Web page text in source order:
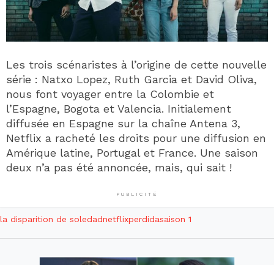
Les trois scénaristes à l’origine de cette nouvelle
série : Natxo Lopez, Ruth Garcia et David Oliva,
nous font voyager entre la Colombie et
l’Espagne, Bogota et Valencia. Initialement
diffusée en Espagne sur la chaîne Antena 3,
Netflix a racheté les droits pour une diffusion en
Amérique latine, Portugal et France. Une saison
deux n’a pas été annoncée, mais, qui sait !
PUBLICITÉ
la disparition de soledadnetflixperdidasaison 1